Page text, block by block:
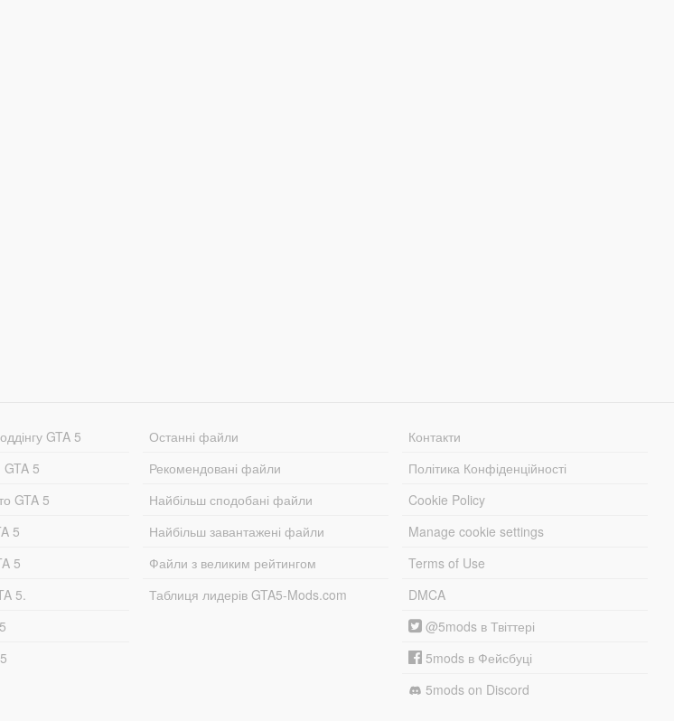
GTA 5
GTA 5
GTA 5
5
5
5.
Останні файли
Рекомендовані файли
Найбільш сподобані файли
Найбільш завантажені файли
Файли з великим рейтингом
Таблиця лидерів GTA5-Mods.com
Контакти
Політика Конфіденційності
Cookie Policy
Manage cookie settings
Terms of Use
DMCA
@5mods в Твіттері
5mods в Фейсбуці
5mods on Discord